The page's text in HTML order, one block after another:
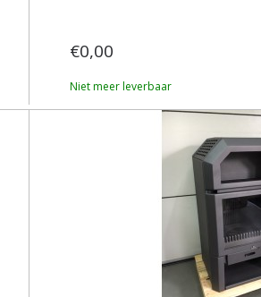
€0,00
Niet meer leverbaar